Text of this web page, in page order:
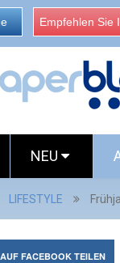
Empfehlen Sie
NEU
LIFESTYLE
AUF FACEBOOK TEILEN